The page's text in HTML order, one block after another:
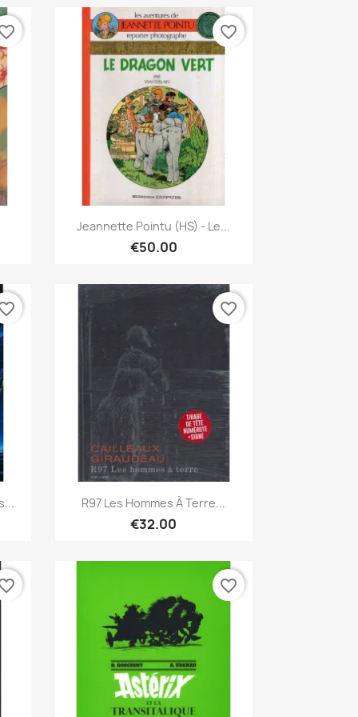
Quick view
Jeannette Pointu (HS) - Le...
€50.00
favorite_border
Quick view
R97 Les Hommes À Terre...
€32.00
favorite_border
favorite_border